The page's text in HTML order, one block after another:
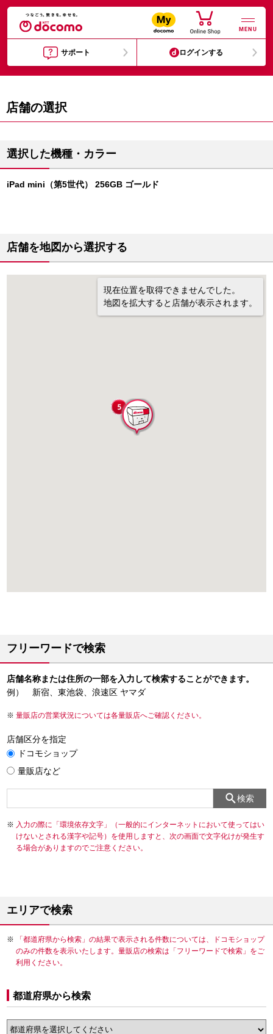
MENU
サポート ログインする
店舗の選択
選択した機種・カラー
iPad mini（第5世代） 256GB ゴールド
店舗を地図から選択する
現在位置を取得できませんでした。
地図を拡大すると店舗が表示されます。
フリーワードで検索
店舗名称または住所の一部を入力して検索することができます。
例） 新宿、東池袋、浪速区 ヤマダ
量販店の営業状況については各量販店へご確認ください。
店舗区分を指定
ドコモショップ
量販店など
検索
入力の際に「環境依存文字」（一般的にインターネットにおいて使ってはい
けないとされる漢字や記号）を使用しますと、次の画面で文字化けが発生す
る場合がありますのでご注意ください。
エリアで検索
「都道府県から検索」の結果で表示される件数については、ドコモショップ
のみの件数を表示いたします。量販店の検索は「フリーワードで検索」をご
利用ください。
都道府県から検索